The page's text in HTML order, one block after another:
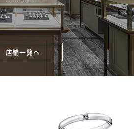
店舗一覧へ